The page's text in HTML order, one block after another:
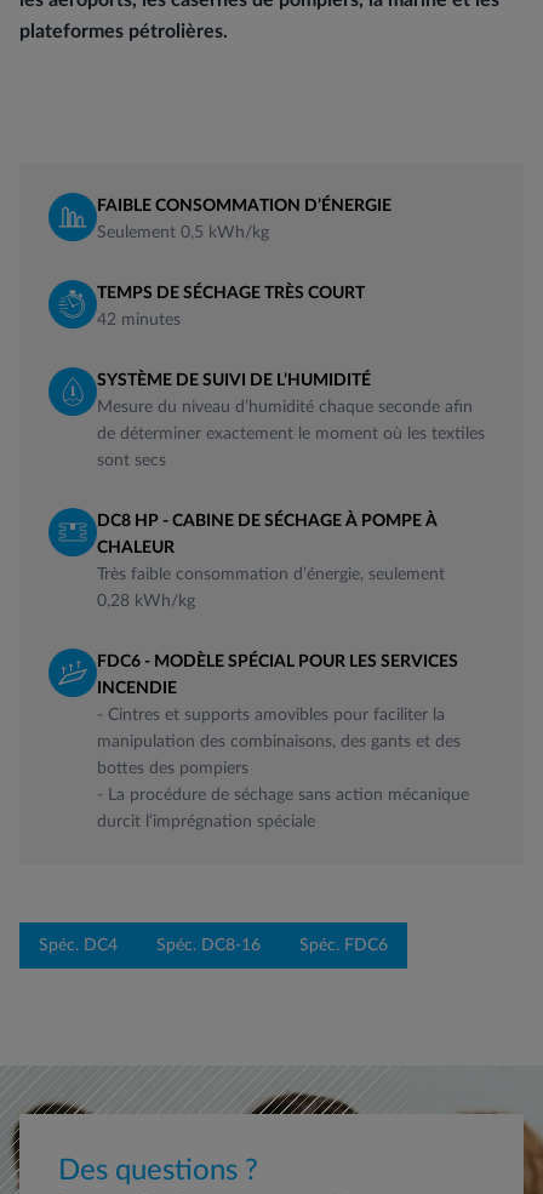
plateformes pétrolières.
FAIBLE CONSOMMATION D’ÉNERGIE
Seulement 0,5 kWh/kg
TEMPS DE SÉCHAGE TRÈS COURT
42 minutes
SYSTÈME DE SUIVI DE L’HUMIDITÉ
Mesure du niveau d’humidité chaque seconde afin
de déterminer exactement le moment où les textiles
sont secs
DC8 HP - CABINE DE SÉCHAGE À POMPE À
CHALEUR
Très faible consommation d’énergie, seulement
0,28 kWh/kg
FDC6 - MODÈLE SPÉCIAL POUR LES SERVICES
INCENDIE
- Cintres et supports amovibles pour faciliter la
manipulation des combinaisons, des gants et des
bottes des pompiers
- La procédure de séchage sans action mécanique
durcit l’imprégnation spéciale
Spéc. DC4 Spéc. DC8-16 Spéc. FDC6
Des questions ?